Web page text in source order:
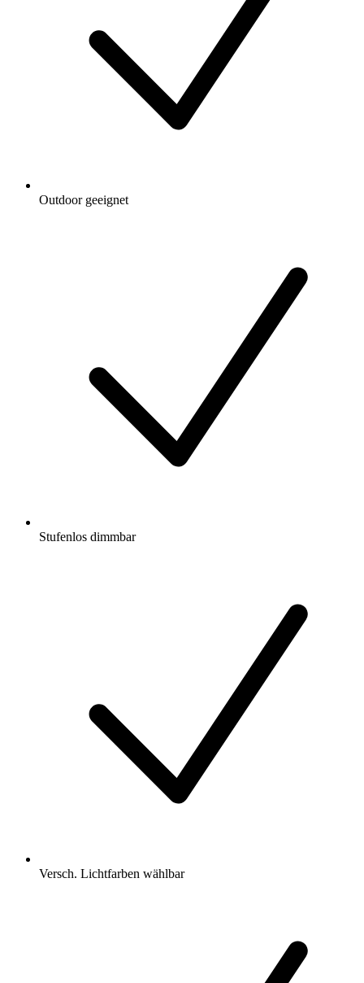
Outdoor geeignet
Stufenlos dimmbar
Versch. Lichtfarben wählbar